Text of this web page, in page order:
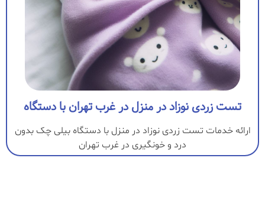
تست زردی نوزاد در منزل در غرب تهران با دستگاه
ارائه خدمات تست زردی نوزاد در منزل با دستگاه بیلی چک بدون
درد و خونگیری در غرب تهران